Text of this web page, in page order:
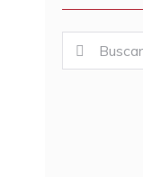
for:
Buscar